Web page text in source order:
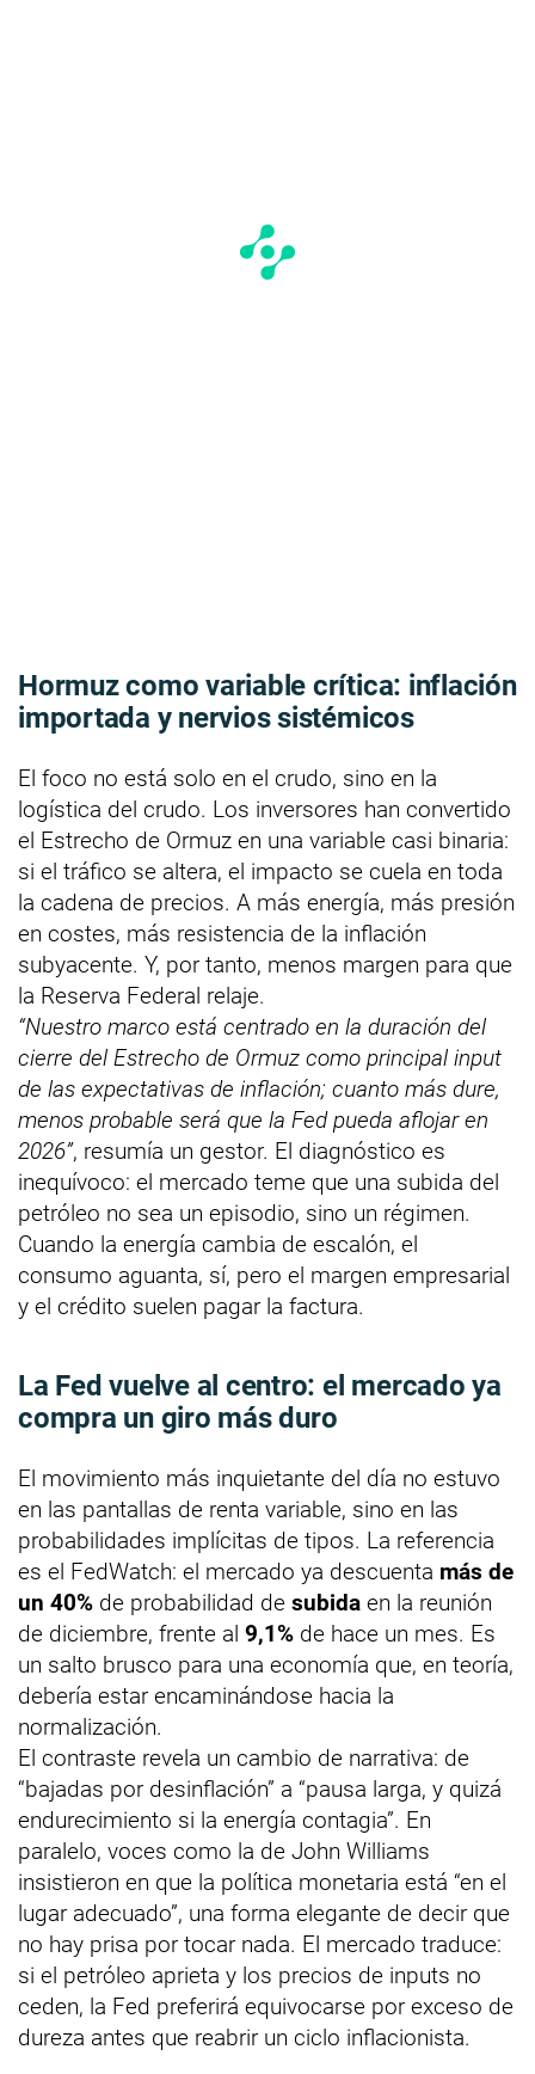
Hormuz como variable crítica: inflación
importada y nervios sistémicos
El foco no está solo en el crudo, sino en la
logística del crudo. Los inversores han convertido
el Estrecho de Ormuz en una variable casi binaria:
si el tráfico se altera, el impacto se cuela en toda
la cadena de precios. A más energía, más presión
en costes, más resistencia de la inflación
subyacente. Y, por tanto, menos margen para que
la Reserva Federal relaje.
“Nuestro marco está centrado en la duración del
cierre del Estrecho de Ormuz como principal input
de las expectativas de inflación; cuanto más dure,
menos probable será que la Fed pueda aflojar en
2026”, resumía un gestor. El diagnóstico es
inequívoco: el mercado teme que una subida del
petróleo no sea un episodio, sino un régimen.
Cuando la energía cambia de escalón, el
consumo aguanta, sí, pero el margen empresarial
y el crédito suelen pagar la factura.
La Fed vuelve al centro: el mercado ya
compra un giro más duro
El movimiento más inquietante del día no estuvo
en las pantallas de renta variable, sino en las
probabilidades implícitas de tipos. La referencia
es el FedWatch: el mercado ya descuenta más de
un 40% de probabilidad de subida en la reunión
de diciembre, frente al 9,1% de hace un mes. Es
un salto brusco para una economía que, en teoría,
debería estar encaminándose hacia la
normalización.
El contraste revela un cambio de narrativa: de
“bajadas por desinflación” a “pausa larga, y quizá
endurecimiento si la energía contagia”. En
paralelo, voces como la de John Williams
insistieron en que la política monetaria está “en el
lugar adecuado”, una forma elegante de decir que
no hay prisa por tocar nada. El mercado traduce:
si el petróleo aprieta y los precios de inputs no
ceden, la Fed preferirá equivocarse por exceso de
dureza antes que reabrir un ciclo inflacionista.